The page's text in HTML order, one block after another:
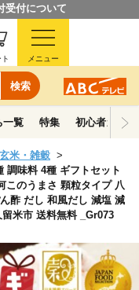
受付について
検索
メニュー
一覧 特集 初心者ガイド
玄米・雑穀
調味料 4種 ギフトセット
このうまさ 顆粒タイプ 八
酢 だし 和風だし 減塩 減
米市 送料無料 _Gr073